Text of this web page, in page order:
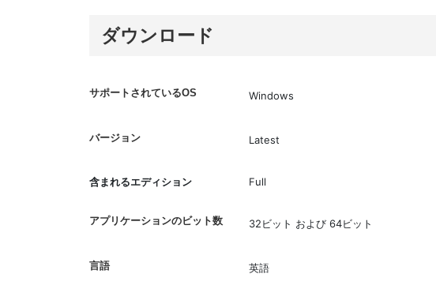
ダウンロード
サポートされているOS Windows
バージョン Latest
含まれるエディション Full
アプリケーションのビット数 32ビット および 64ビット
言語 英語